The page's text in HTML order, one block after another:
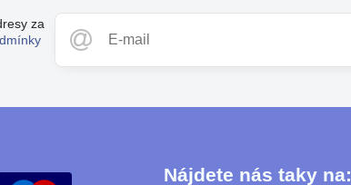
za
Nájdete nás taky na: